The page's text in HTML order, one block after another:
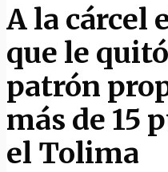
A la cárcel
que le
patrón
más de 15
el Tolima